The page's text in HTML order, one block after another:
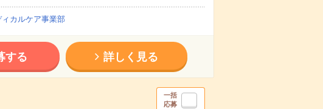
カルケア事業部
する 詳しく見る
一括
応募